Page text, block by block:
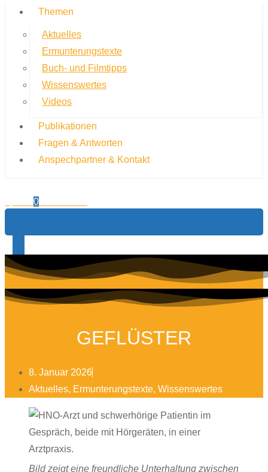
Themen
Aktuelles
Ermunterungstexte
Buch- und Filmtipps
Wissenswertes
Videos
Publikationen
Fragen & Antworten
Anspechpartner & Kontakt
0
GEFLÜSTER
8. Januar 2026
Aktuelles, Ermunterungstexte, Wissenswertes
Bild zeigt eine freundliche Unterhaltung zwischen